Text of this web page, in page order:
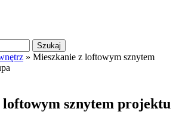
Szukaj
» Mieszkanie z loftowym sznytem
sznytem projektu